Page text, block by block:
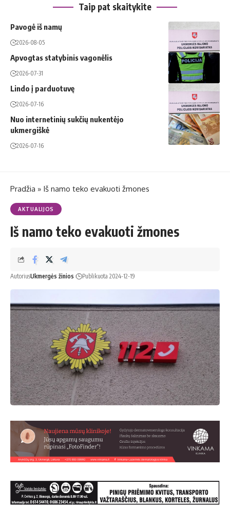
Taip pat skaitykite
Pavogė iš namų
2026-08-05
Apvogtas statybinis vagonėlis
2026-07-31
Lindo į parduotuvę
2026-07-16
Nuo internetinių sukčių nukentėjo
ukmergiškė
2026-07-16
Pradžia » Iš namo teko evakuoti žmones
AKTUALIJOS
Iš namo teko evakuoti žmones
AutoriusUkmergės žinios Publikuota 2024-12-19